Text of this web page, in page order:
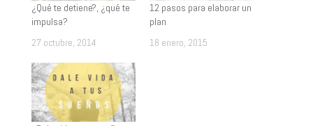
¿Qué te detiene?, ¿qué te
impulsa?
27 octubre, 2014
12 pasos para elaborar un
plan
18 enero, 2015